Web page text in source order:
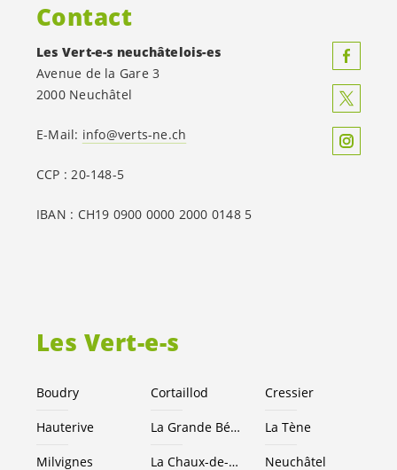
Les Vert-e-s
Boudry Cortaillod Cressier
Hauterive La Grande Béroche La Tène
Milvignes La Chaux-de-Fonds Neuchâtel
Contact
Les Vert-e-s neuchâtelois-es
Avenue de la Gare 3
2000 Neuchâtel
E-Mail: info@verts-ne.ch
CCP : 20-148-5
IBAN : CH19 0900 0000 2000 0148 5